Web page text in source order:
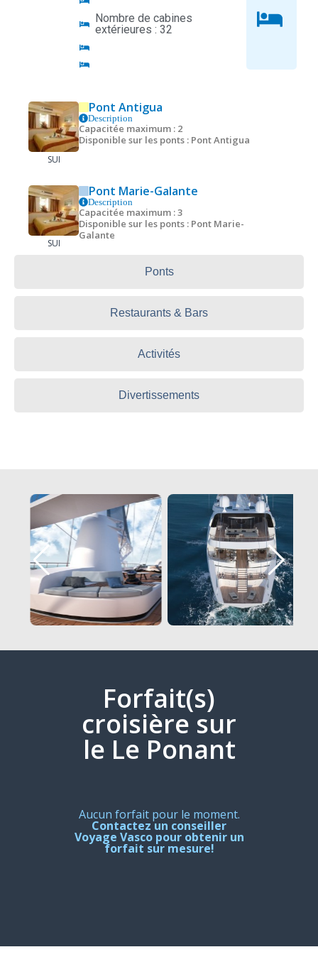
Ponts
Restaurants & Bars
Activités
Divertissements
Nombre de cabines
extérieures : 32
SUI
Pont Antigua
Description
Capacitée maximum : 2
Disponible sur les ponts : Pont Antigua
SUI
Pont Marie-Galante
Description
Capacitée maximum : 3
Disponible sur les ponts : Pont Marie-
Galante
Forfait(s)
croisière sur
le Le Ponant
Aucun forfait pour le moment.
Contactez un conseiller
Voyage Vasco pour obtenir un
forfait sur mesure!